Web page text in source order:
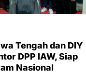
Tengah dan DIY
DPP IAW, Siap
Nasional